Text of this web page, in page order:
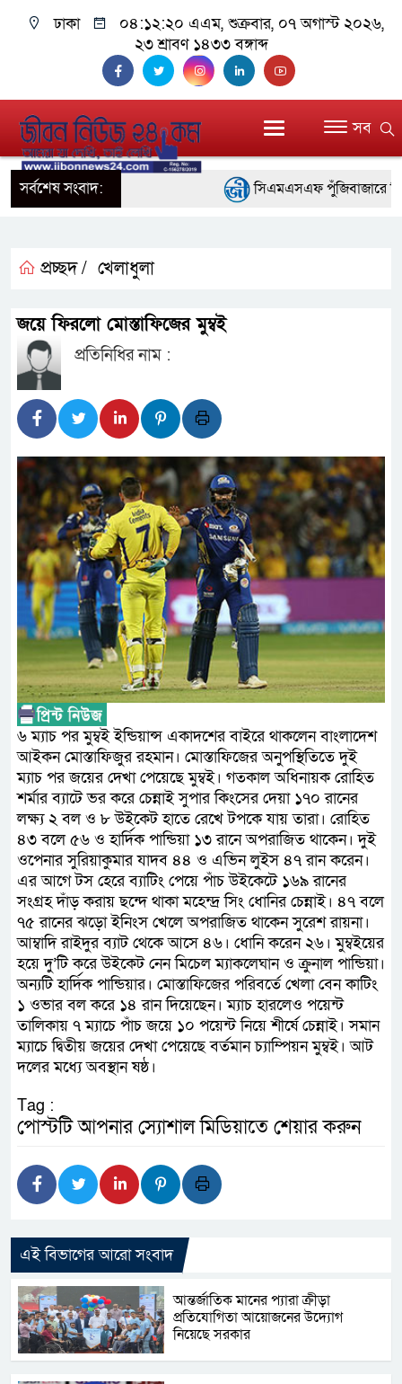
ঢাকা ০৪:১২:২০ এএম, শুক্রবার, ০৭ অগাস্ট ২০২৬,
২৩ শ্রাবণ ১৪৩৩ বঙ্গাব্দ
সব
সর্বশেষ সংবাদ:
সিএমএসএফ পুঁজিবাজারে
ওমানের সঙ্গে ইরানের হরমুজ
আত-তানযীল ইনস্টিটিউট
পর্দাপন উপলক্ষে আলোচনা সভা ও
ফ্যাসিবাদবিরোধী আন্দোলনে
নিরপেক্ষ ও বিশ্বাসযোগ্য : প্রধানমন্ত্রী
বাগেরহাট মেডিকেল
জুলাই স্মৃতি জাদুঘরের দুয়ার
প্রচ্ছদ / খেলাধুলা
জয়ে ফিরলো মোস্তাফিজের মুম্বই
প্রতিনিধির নাম :
৬ ম্যাচ পর মুম্বই ইন্ডিয়ান্স একাদশের বাইরে থাকলেন বাংলাদেশ
আইকন মোস্তাফিজুর রহমান। মোস্তাফিজের অনুপস্থিতিতে দুই
ম্যাচ পর জয়ের দেখা পেয়েছে মুম্বই। গতকাল অধিনায়ক রোহিত
শর্মার ব্যাটে ভর করে চেন্নাই সুপার কিংসের দেয়া ১৭০ রানের
লক্ষ্য ২ বল ও ৮ উইকেট হাতে রেখে টপকে যায় তারা। রোহিত
৪৩ বলে ৫৬ ও হার্দিক পান্ডিয়া ১৩ রানে অপরাজিত থাকেন। দুই
ওপেনার সুরিয়াকুমার যাদব ৪৪ ও এভিন লুইস ৪৭ রান করেন।
এর আগে টস হেরে ব্যাটিং পেয়ে পাঁচ উইকেটে ১৬৯ রানের
সংগ্রহ দাঁড় করায় ছন্দে থাকা মহেন্দ্র সিং ধোনির চেন্নাই। ৪৭ বলে
৭৫ রানের ঝড়ো ইনিংস খেলে অপরাজিত থাকেন সুরেশ রায়না।
আম্বাদি রাইদুর ব্যাট থেকে আসে ৪৬। ধোনি করেন ২৬। মুম্বইয়ের
হয়ে দু’টি করে উইকেট নেন মিচেল ম্যাকলেঘান ও ক্রুনাল পান্ডিয়া।
অন্যটি হার্দিক পান্ডিয়ার। মোস্তাফিজের পরিবর্তে খেলা বেন কাটিং
১ ওভার বল করে ১৪ রান দিয়েছেন। ম্যাচ হারলেও পয়েন্ট
তালিকায় ৭ ম্যাচে পাঁচ জয়ে ১০ পয়েন্ট নিয়ে শীর্ষে চেন্নাই। সমান
ম্যাচে দ্বিতীয় জয়ের দেখা পেয়েছে বর্তমান চ্যাম্পিয়ন মুম্বই। আট
দলের মধ্যে অবস্থান ষষ্ঠ।
Tag :
পোস্টটি আপনার স্যোশাল মিডিয়াতে শেয়ার করুন
এই বিভাগের আরো সংবাদ
আন্তর্জাতিক মানের প্যারা ক্রীড়া
প্রতিযোগিতা আয়োজনের উদ্যোগ
নিয়েছে সরকার